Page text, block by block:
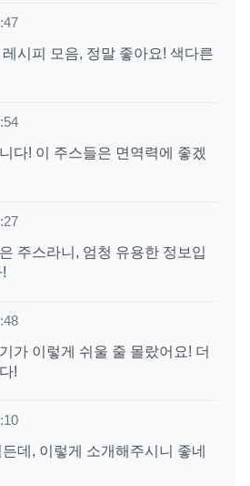
시피 모음, 정말 좋아요! 색다른
다! 이 주스들은 면역력에 좋겠
주스라니, 엄청 유용한 정보입
가 이렇게 쉬울 줄 몰랐어요! 더
!
데, 이렇게 소개해주시니 좋네